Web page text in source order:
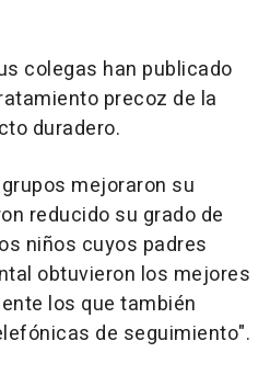
colegas han publicado
precoz de la
duradero.
mejoraron su
reducido su grado de
niños cuyos padres
obtuvieron los mejores
los que también
de seguimiento".